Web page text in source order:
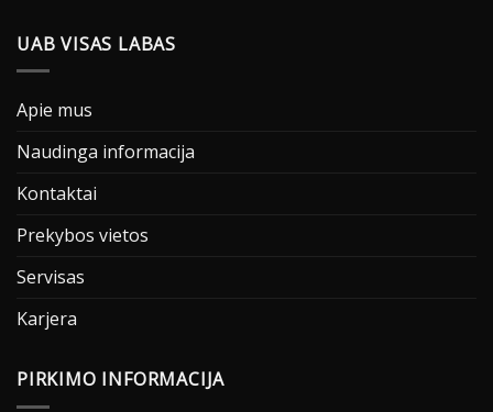
UAB VISAS LABAS
Apie mus
Naudinga informacija
Kontaktai
Prekybos vietos
Servisas
Karjera
PIRKIMO INFORMACIJA